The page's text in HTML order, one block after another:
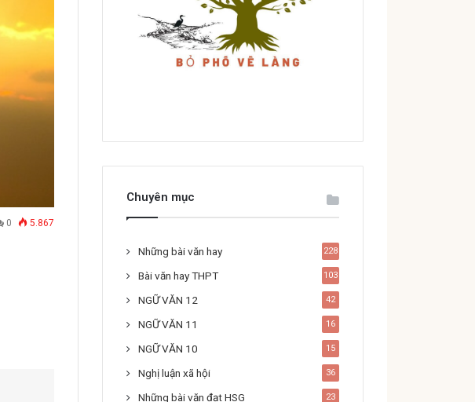
0 5.867
Chuyên mục
Những bài văn hay 228
Bài văn hay THPT 103
NGỮ VĂN 12 42
NGỮ VĂN 11 16
NGỮ VĂN 10 15
Nghị luận xã hội 36
Những bài văn đạt HSG 23